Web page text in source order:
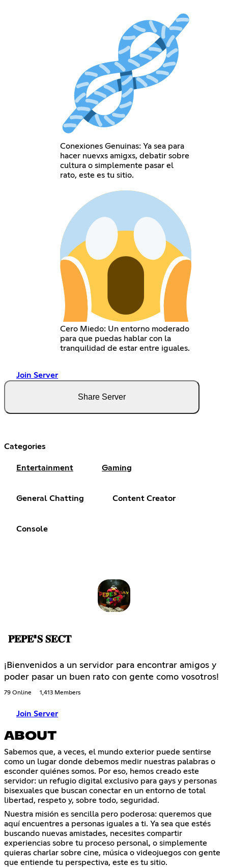
Conexiones Genuinas: Ya sea para
hacer nuevxs amigxs, debatir sobre
cultura o simplemente pasar el
rato, este es tu sitio.
Cero Miedo: Un entorno moderado
para que puedas hablar con la
tranquilidad de estar entre iguales.
Join Server
Share Server
Categories
Entertainment Gaming
General Chatting Content Creator
Console
𝐏𝐄𝐏𝐄'𝐒 𝐒𝐄𝐂𝐓
¡Bienvenidos a un servidor para encontrar amigos y
poder pasar un buen rato con gente como vosotros!
79 Online 1,413 Members
Join Server
ABOUT
Sabemos que, a veces, el mundo exterior puede sentirse
como un lugar donde debemos medir nuestras palabras o
esconder quiénes somos. Por eso, hemos creado este
servidor: un refugio digital exclusivo para gays y personas
bisexuales que buscan conectar en un entorno de total
libertad, respeto y, sobre todo, seguridad.
Nuestra misión es sencilla pero poderosa: queremos que
aquí encuentres a personas iguales a ti. Ya sea que estés
buscando nuevas amistades, necesites compartir
experiencias sobre tu proceso personal, o simplemente
quieras charlar sobre cine, música o videojuegos con gente
que entiende tu perspectiva, este es tu sitio.